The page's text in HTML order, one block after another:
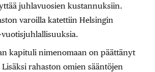
juhlavuosien kustannuksiin.
varoilla katettiin Helsingin
kapituli nimenomaan on päättänyt
rahaston omien sääntöjen